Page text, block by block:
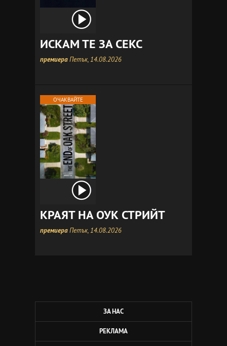
ИСКАМ ТЕ ЗА СЕКС
премиераПетък, 14.08.2026
ОЧАКВАЙТЕ
КРАЯТ НА ОУК СТРИЙТ
премиераПетък, 14.08.2026
ЗА НАС
РЕКЛАМА